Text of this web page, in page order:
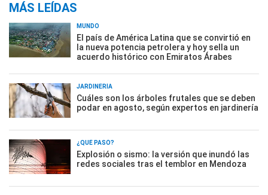
MÁS LEÍDAS
MUNDO
El país de América Latina que se convirtió en
la nueva potencia petrolera y hoy sella un
acuerdo histórico con Emiratos Árabes
JARDINERÍA
Cuáles son los árboles frutales que se deben
podar en agosto, según expertos en jardinería
¿QUÉ PASÓ?
Explosión o sismo: la versión que inundó las
redes sociales tras el temblor en Mendoza